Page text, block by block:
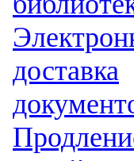
доставка